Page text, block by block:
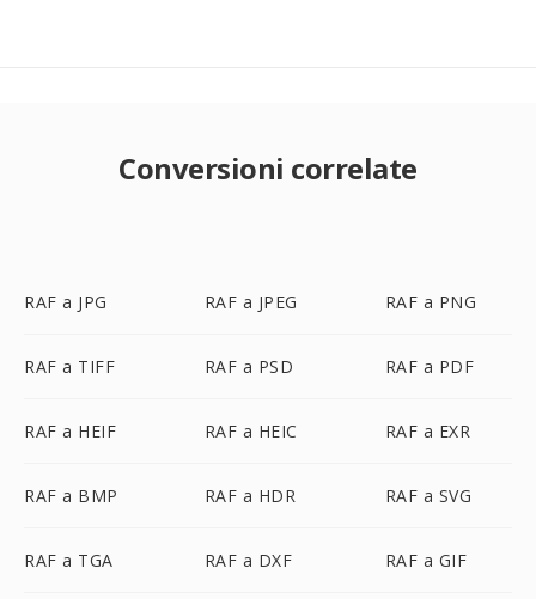
Conversioni correlate
RAF a JPG RAF a JPEG RAF a PNG
RAF a TIFF RAF a PSD RAF a PDF
RAF a HEIF RAF a HEIC RAF a EXR
RAF a BMP RAF a HDR RAF a SVG
RAF a TGA RAF a DXF RAF a GIF